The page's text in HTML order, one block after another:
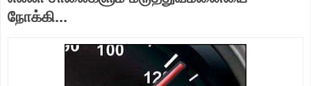
நோக்கி...